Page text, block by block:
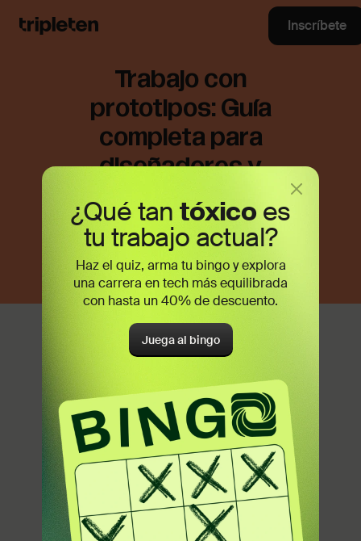
Inscríbete
Trabajo con
prototipos: Guía
completa para
diseñadores y
desarrolladores de
productos
Trabajar con prototipos es una parte
fundamental en la industria del diseño,
el desarrollo de software, la ingeniería, la
mecatrónica o cualquier profesión que
busca crear un producto o una
experiencia. Desde los primeros
bocetos de los productos, hasta los
prototipos interactivos de alta fidelidad,
este proceso transformaideas en
soluciones tangiblesque los usuarios
¿Qué tan tóxico es
tu trabajo actual?
Haz el quiz, arma tu bingo y explora
una carrera en tech más equilibrada
con hasta un 40% de descuento.
Juega al bingo